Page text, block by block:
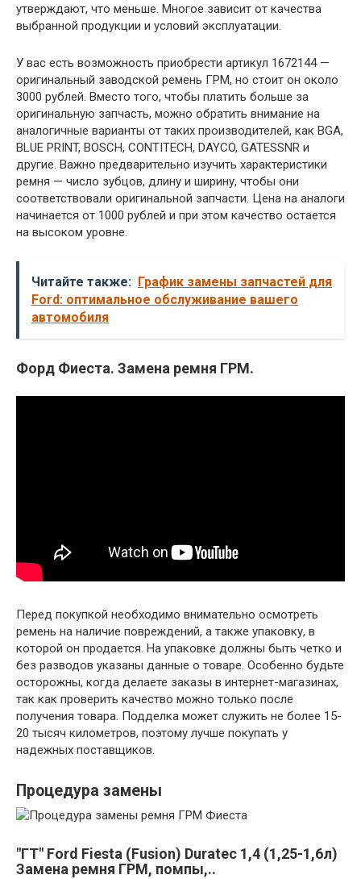
утверждают, что меньше. Многое зависит от качества
выбранной продукции и условий эксплуатации.
У вас есть возможность приобрести артикул 1672144 —
оригинальный заводской ремень ГРМ, но стоит он около
3000 рублей. Вместо того, чтобы платить больше за
оригинальную запчасть, можно обратить внимание на
аналогичные варианты от таких производителей, как BGA,
BLUE PRINT, BOSCH, CONTITECH, DAYCO, GATESSNR и
другие. Важно предварительно изучить характеристики
ремня — число зубцов, длину и ширину, чтобы они
соответствовали оригинальной запчасти. Цена на аналоги
начинается от 1000 рублей и при этом качество остается
на высоком уровне.
Читайте также: График замены запчастей для
Ford: оптимальное обслуживание вашего
автомобиля
Форд Фиеста. Замена ремня ГРМ.
Перед покупкой необходимо внимательно осмотреть
ремень на наличие повреждений, а также упаковку, в
которой он продается. На упаковке должны быть четко и
без разводов указаны данные о товаре. Особенно будьте
осторожны, когда делаете заказы в интернет-магазинах,
так как проверить качество можно только после
получения товара. Подделка может служить не более 15-
20 тысяч километров, поэтому лучше покупать у
надежных поставщиков.
Процедура замены
"ГТ" Ford Fiesta (Fusion) Duratес 1,4 (1,25-1,6л)
Замена ремня ГРМ, помпы,..